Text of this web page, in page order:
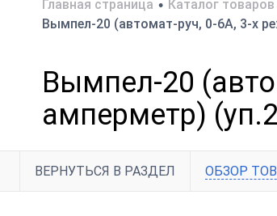
Главная страница • Каталог товаров
Вымпел-20 (автомат-руч, 0-6А, 3-х
Вымпел-20
амперметр)
ВЕРНУТЬСЯ В РАЗДЕЛ ОБЗОР